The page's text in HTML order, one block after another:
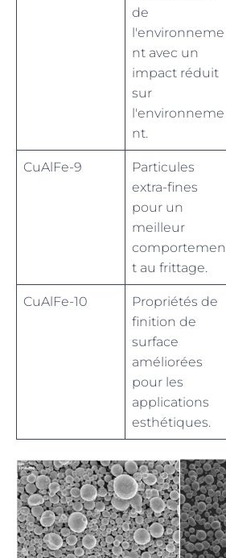
de
l'environneme
nt avec un
impact réduit
sur
l'environneme
nt.
CuAlFe-9
Particules
extra-fines
pour un
meilleur
comportemen
t au frittage.
CuAlFe-10
Propriétés de
finition de
surface
améliorées
pour les
applications
esthétiques.